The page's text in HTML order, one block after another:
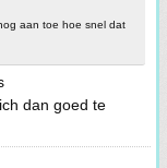
aan toe hoe snel dat
dan goed te